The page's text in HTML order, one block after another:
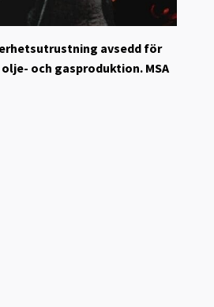
avsedd för
och gasproduktion. MSA